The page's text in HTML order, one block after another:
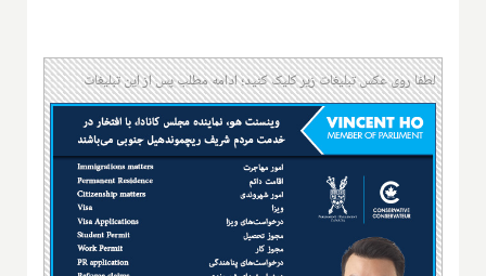
لطفا روی عکس تبلیغات زیر کلیک کنید؛ ادامه مطلب پس از این تبلیغات